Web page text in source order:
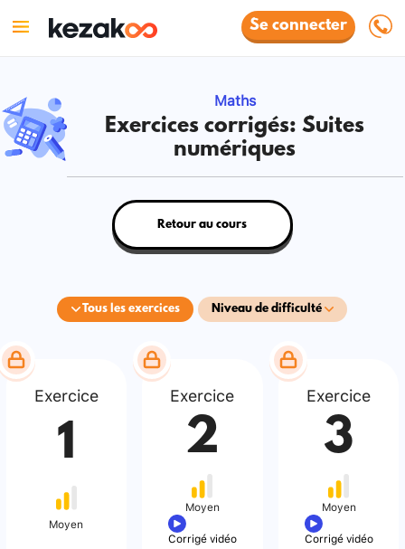
Se connecter
Maths
Exercices corrigés: Suites
numériques
Tous les exercices Niveau de difficulté
Retour au cours
Exercice
1
Moyen
Exercice
2
Moyen
Corrigé vidéo
Exercice
3
Moyen
Corrigé vidéo